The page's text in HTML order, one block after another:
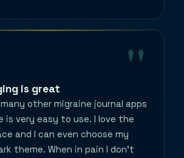
"
is great
other migraine journal apps
is very easy to use. I love the
and I can even choose my
theme. When in pain I don't